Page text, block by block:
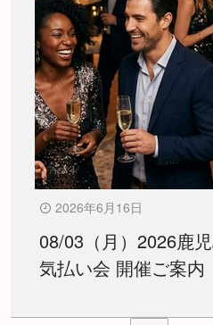
2026年6月16日
08/03（月）2026鹿
気払い会 開催ご案内